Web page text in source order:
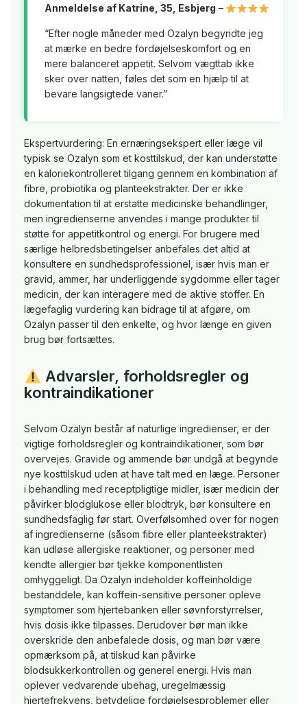
Anmeldelse af Katrine, 35, Esbjerg –
“Efter nogle måneder med Ozalyn begyndte jeg
at mærke en bedre fordøjelseskomfort og en
mere balanceret appetit. Selvom vægttab ikke
sker over natten, føles det som en hjælp til at
bevare langsigtede vaner.”
Ekspertvurdering: En ernæringsekspert eller læge vil
typisk se Ozalyn som et kosttilskud, der kan understøtte
en kaloriekontrolleret tilgang gennem en kombination af
fibre, probiotika og planteekstrakter. Der er ikke
dokumentation til at erstatte medicinske behandlinger,
men ingredienserne anvendes i mange produkter til
støtte for appetitkontrol og energi. For brugere med
særlige helbredsbetingelser anbefales det altid at
konsultere en sundhedsprofessionel, især hvis man er
gravid, ammer, har underliggende sygdomme eller tager
medicin, der kan interagere med de aktive stoffer. En
lægefaglig vurdering kan bidrage til at afgøre, om
Ozalyn passer til den enkelte, og hvor længe en given
brug bør fortsættes.
Advarsler, forholdsregler og
kontraindikationer
Selvom Ozalyn består af naturlige ingredienser, er der
vigtige forholdsregler og kontraindikationer, som bør
overvejes. Gravide og ammende bør undgå at begynde
nye kosttilskud uden at have talt med en læge. Personer
i behandling med receptpligtige midler, især medicin der
påvirker blodglukose eller blodtryk, bør konsultere en
sundhedsfaglig før start. Overfølsomhed over for nogen
af ingredienserne (såsom fibre eller planteekstrakter)
kan udløse allergiske reaktioner, og personer med
kendte allergier bør tjekke komponentlisten
omhyggeligt. Da Ozalyn indeholder koffeinholdige
bestanddele, kan koffein-sensitive personer opleve
symptomer som hjertebanken eller søvnforstyrrelser,
hvis dosis ikke tilpasses. Derudover bør man ikke
overskride den anbefalede dosis, og man bør være
opmærksom på, at tilskud kan påvirke
blodsukkerkontrollen og generel energi. Hvis man
oplever vedvarende ubehag, uregelmæssig
hjertefrekvens, betydelige fordøjelsesproblemer eller